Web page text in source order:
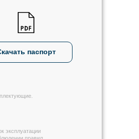
эксплуатации
паспорт